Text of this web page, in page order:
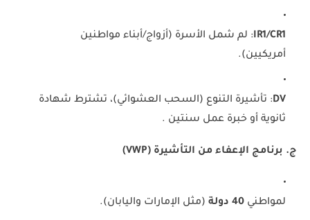
IR1/CR1: لم شمل الأسرة (أزواج/أبناء مواطنين
أمريكيين).
DV: تأشيرة التنوع (السحب العشوائي)، تشترط شهادة
ثانوية أو خبرة عمل سنتين .
ج. برنامج الإعفاء من التأشيرة (VWP)
لمواطني 40 دولة (مثل الإمارات واليابان).